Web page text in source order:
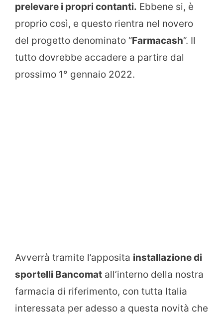
prelevare i propri contanti. Ebbene si, è
proprio così, e questo rientra nel novero
del progetto denominato “Farmacash“. Il
tutto dovrebbe accadere a partire dal
prossimo 1° gennaio 2022.
Avverrà tramite l’apposita installazione di
sportelli Bancomat all’interno della nostra
farmacia di riferimento, con tutta Italia
interessata per adesso a questa novità che